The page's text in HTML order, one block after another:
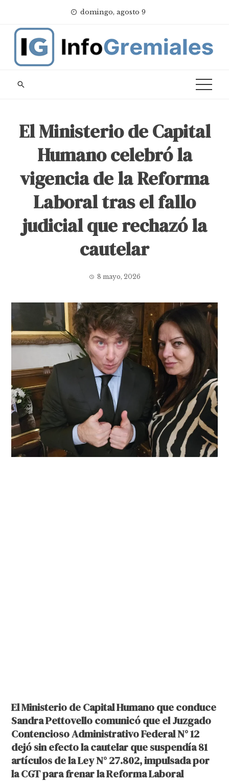
content
domingo, agosto 9
El Ministerio de Capital
Humano celebró la
vigencia de la Reforma
Laboral tras el fallo
judicial que rechazó la
cautelar
8 mayo, 2026
El Ministerio de Capital Humano que conduce
Sandra Pettovello comunicó que el Juzgado
Contencioso Administrativo Federal N° 12
dejó sin efecto la cautelar que suspendía 81
artículos de la Ley N° 27.802, impulsada por
la CGT para frenar la Reforma Laboral